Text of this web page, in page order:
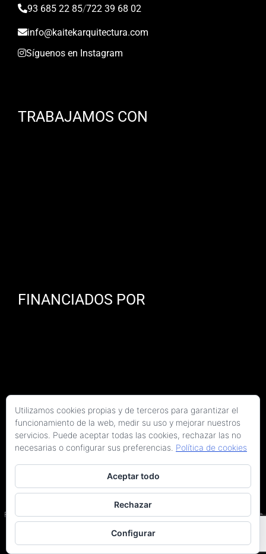
93 685 22 85/722 39 68 02
info@kaitekarquitectura.com
Síguenos en Instagram
TRABAJAMOS CON
FINANCIADOS POR
Copyright 2026 Kaitek Servicios Tecnicos para la Construcción S.L.P. | Todos los
derechos reservados
Programa Kit Digital cofinanciado por los fondos Next Generation (EU) del Plan de
Recuperación, Transformación y Resiliencia.
Política de privacidad
Utilizamos cookies propias y de terceros para garantizar el
funcionamiento de la web, medir su uso y mejorar nuestros
servicios. Puede aceptar todas las cookies, rechazar las no
necesarias o configurar sus preferencias. Política de cookies
Aceptar todo
Rechazar
Configurar